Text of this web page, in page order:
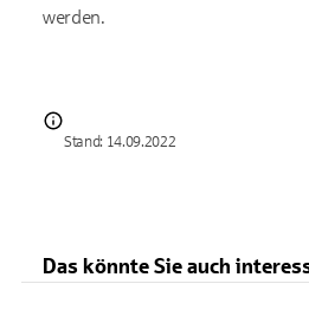
werden.
Stand: 14.09.2022
Das könnte Sie auch